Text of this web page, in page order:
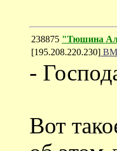
238875 "Тюшина
[195.208.220.230] ВМ
-
Вот